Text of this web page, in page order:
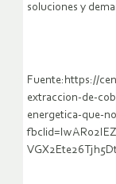
soluciones y
Fuente:https://
extraccion-de-
energetica-que-